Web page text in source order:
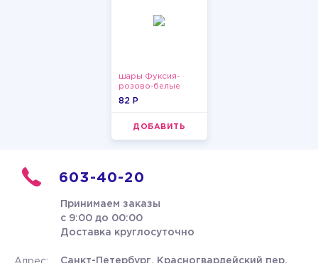
шары Фуксия-
розово-белые
пастельные
82 P
ДОБАВИТЬ
603-40-20
Принимаем заказы
с 9:00 до 00:00
Доставка круглосуточно
Санкт-Петербург, Красногвардейский пер.